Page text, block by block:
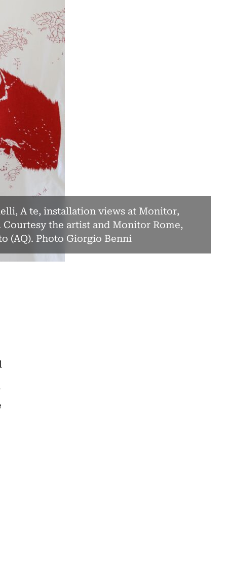
A te, installation views at Monitor,
Courtesy the artist and Monitor Rome,
(AQ). Photo Giorgio Benni